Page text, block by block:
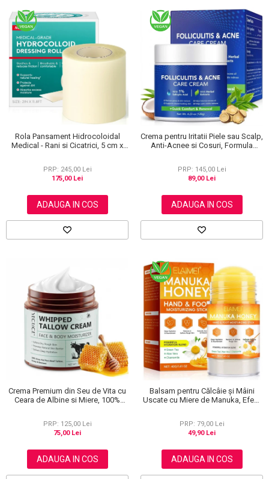
Rola Pansament Hidrocoloidal
Medical - Rani si Cicatrici, 5 cm x
PRP: 245,00 Lei
175,00 Lei
ADAUGA IN COS
Crema pentru Iritatii Piele sau Scalp,
Anti-Acnee si Cosuri, Formula
PRP: 145,00 Lei
89,00 Lei
ADAUGA IN COS
Crema Premium din Seu de Vita cu
Ceara de Albine si Miere, 100%
PRP: 125,00 Lei
75,00 Lei
ADAUGA IN COS
Balsam pentru Călcâie și Mâini
Uscate cu Miere de Manuka, Efect
PRP: 79,00 Lei
49,90 Lei
ADAUGA IN COS